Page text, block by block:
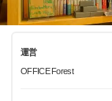
運営
OFFICE Forest